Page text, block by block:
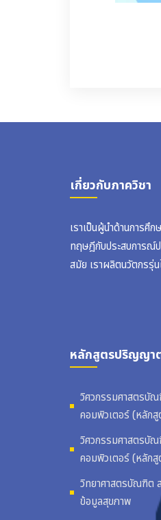
เกี่ยวกับภาควิชา
เราเป็นผู้นำด้านการศึ
ทฤษฎีกับประสบการณ์ป
สมัย เราผลิตนวัตกรรุ่
หลักสูตรปริญญา
วิศวกรรมศาสตรบัณ
คอมพิวเตอร์ (หลัก
วิศวกรรมศาสตรบัณ
คอมพิวเตอร์ (หลักสู
วิทยาศาสตรบัณฑิต
ข้อมูลสุขภาพ